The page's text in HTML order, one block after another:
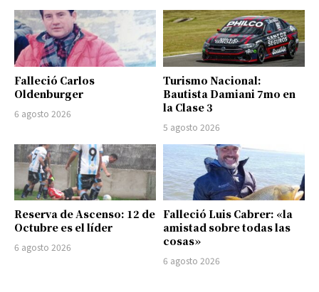
Falleció Carlos
Oldenburger
6 agosto 2026
Turismo Nacional:
Bautista Damiani 7mo en
la Clase 3
5 agosto 2026
Reserva de Ascenso: 12 de
Octubre es el líder
6 agosto 2026
Falleció Luis Cabrer: «la
amistad sobre todas las
cosas»
6 agosto 2026